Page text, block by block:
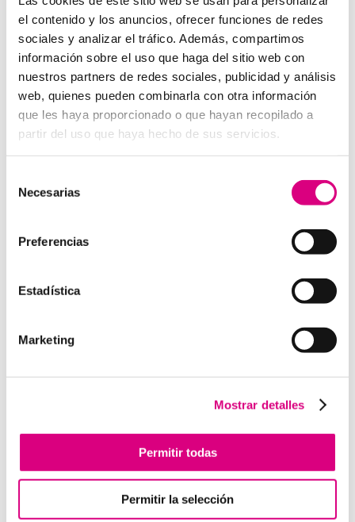
el contenido y los anuncios, ofrecer funciones de redes
sociales y analizar el tráfico. Además, compartimos
información sobre el uso que haga del sitio web con
nuestros partners de redes sociales, publicidad y análisis
web, quienes pueden combinarla con otra información
que les haya proporcionado o que hayan recopilado a
partir del uso que haya hecho de sus servicios.
Necesarias
Preferencias
Estadística
Marketing
Mostrar detalles
Permitir todas
Permitir la selección
desde donde estés
Tendencias actuales en marketing y publicidad que
debes aplicar en tu plan de marketing
Centralitas virtuales: una solución para la gestión de
llamadas
Aplicaciones de Inteligencia Artificial para el Marketing
Digital
debe utilizar en 2025
Los beneficios de la telefonía virtual para empresas de
Estrategias de Marketing Digital para Pymes
10 consejos para optimizar la velocidad de carga de tu
Autenticación de dos factores (2FA): una capa
protegerse
Cómo proteger tu privacidad en las redes sociales